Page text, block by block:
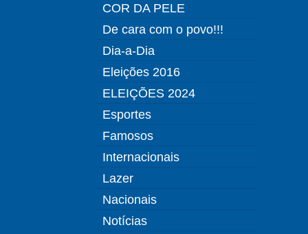
COR DA PELE
De cara com o povo!!!
Dia-a-Dia
Eleições 2016
ELEIÇÕES 2024
Esportes
Famosos
Internacionais
Lazer
Nacionais
Notícias